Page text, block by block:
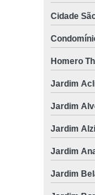
Cidade
Homero
Jardim
Jardim
Jardim
Jardim
Jardim